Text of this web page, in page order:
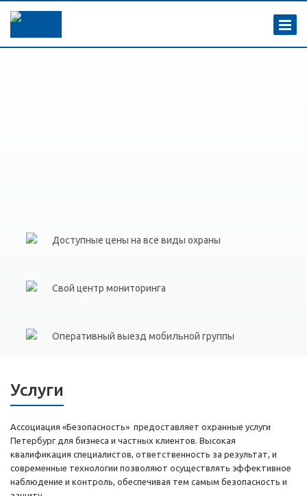
Доступные цены на все виды охраны
Свой центр мониторинга
Оперативный выезд мобильной группы
Услуги
Ассоциация «Безопасность» предоставляет охранные услуги
Петербург для бизнеса и частных клиентов. Высокая
квалификация специалистов, ответственность за результат, и
современные технологии позволяют осуществлять эффективное
наблюдение и контроль, обеспечивая тем самым безопасность и